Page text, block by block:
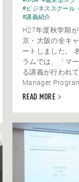
#ビジネススクール
#講義紹介
H27年度秋学期
京・大阪の全キ
ートしました。
ラムでは、「マ
る講義が行われ
Manager
READ MORE